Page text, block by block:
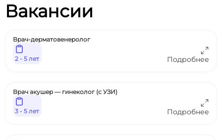
Вакансии
Врач-дерматовенеролог
Подробнее
2 - 5 лет
Врач акушер — гинеколог (с УЗИ)
Подробнее
3 - 5 лет